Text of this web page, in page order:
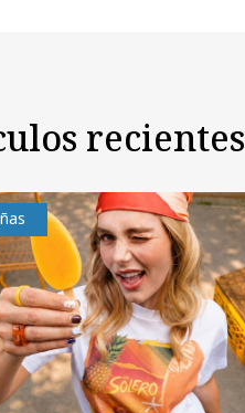
recientes